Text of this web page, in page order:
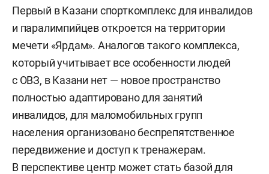
Первый в Казани спорткомплекс для инвалидов
и паралимпийцев откроется на территории
мечети «Ярдам». Аналогов такого комплекса,
который учитывает все особенности людей
с ОВЗ, в Казани нет — новое пространство
полностью адаптировано для занятий
инвалидов, для маломобильных групп
населения организовано беспрепятственное
передвижение и доступ к тренажерам.
В перспективе центр может стать базой для